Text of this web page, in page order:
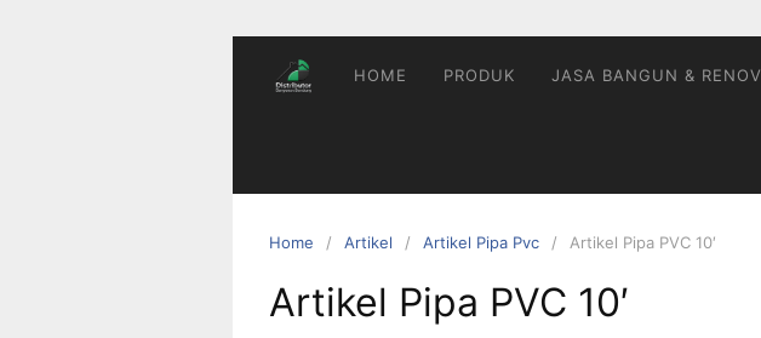
HOME PRODUK JASA BANGUN & RENOV
Home Artikel Artikel Pipa Pvc Artikel Pipa PVC 10′
Artikel Pipa PVC 10′